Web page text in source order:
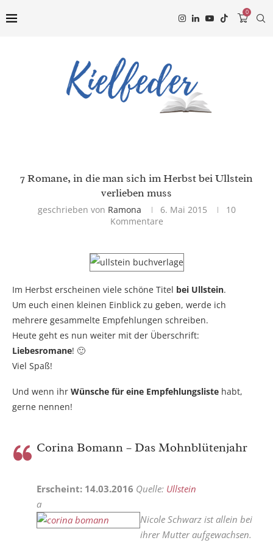
0
7 Romane, in die man sich im Herbst bei Ullstein
verlieben muss
geschrieben von Ramona 6. Mai 2015
10
Kommentare
Im Herbst erscheinen viele schöne Titel bei Ullstein.
Um euch einen kleinen Einblick zu geben, werde ich
mehrere gesammelte Empfehlungen schreiben.
Heute geht es nun weiter mit der Überschrift:
Liebesromane! 🙂
Viel Spaß!
Und wenn ihr Wünsche für eine Empfehlungsliste habt,
gerne nennen!
Corina Bomann – Das Mohnblütenjahr
Erscheint: 14.03.2016 Quelle: Ullstein
a
Nicole Schwarz ist allein bei
ihrer Mutter aufgewachsen.